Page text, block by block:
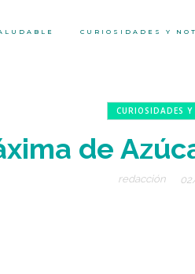
CURIOSIDADES Y
CURIOSIDADES
de
redacción